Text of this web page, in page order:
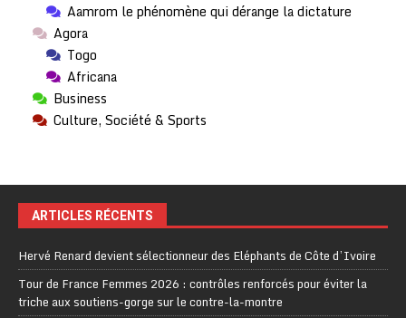
Aamrom le phénomène qui dérange la dictature
Agora
Togo
Africana
Business
Culture, Société & Sports
ARTICLES RÉCENTS
Hervé Renard devient sélectionneur des Eléphants de Côte d’Ivoire
Tour de France Femmes 2026 : contrôles renforcés pour éviter la
triche aux soutiens-gorge sur le contre-la-montre